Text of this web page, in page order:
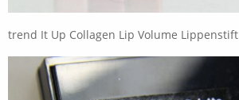
trend It Up Collagen Lip Volume Lippenstift